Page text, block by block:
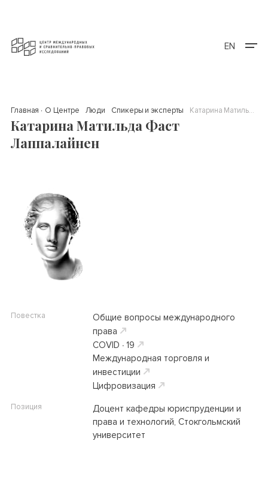
EN
Главная О Центре Люди Спикеры и эксперты Катарина Матильда Фаст Лаппалайнен
Катарина Матильда Фаст
Лаппалайнен
Повестка
Общие вопросы международного
права
COVID ∙ 19
Международная торговля и
инвестиции
Цифровизация
Позиция
Доцент кафедры юриспруденции и
права и технологий, Стокгольмский
университет